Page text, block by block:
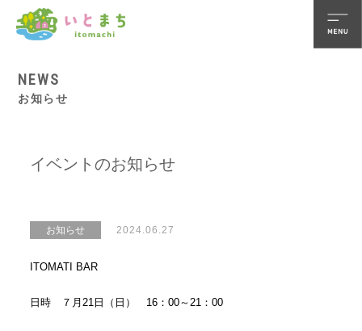
NEWS
お知らせ
イベントのお知らせ
お知らせ 2024.06.27
ITOMATI BAR
日時 ７月21日（日） 16：00～21：00